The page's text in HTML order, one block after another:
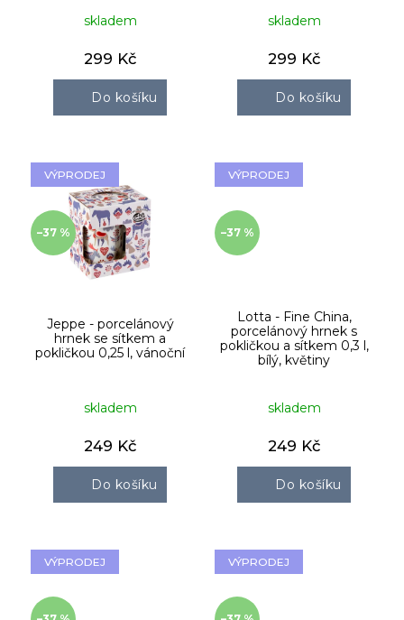
skladem
299 Kč
Do košíku
skladem
299 Kč
Do košíku
VÝPRODEJ
–37 %
Jeppe - porcelánový
hrnek se sítkem a
pokličkou 0,25 l, vánoční
skladem
249 Kč
Do košíku
VÝPRODEJ
–37 %
Lotta - Fine China,
porcelánový hrnek s
pokličkou a sítkem 0,3 l,
bílý, květiny
skladem
249 Kč
Do košíku
VÝPRODEJ VÝPRODEJ